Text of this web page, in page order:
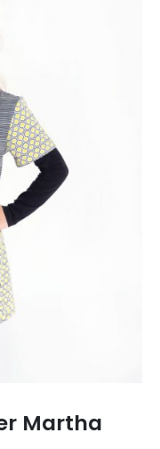
Martha